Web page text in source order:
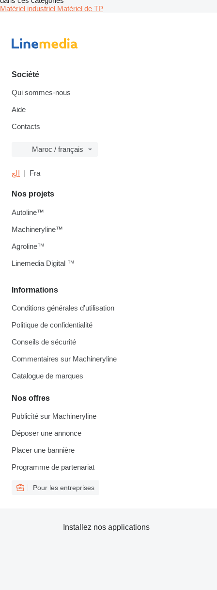
Matériel industriel Matériel de TP
Société
Qui sommes-nous
Aide
Contacts
Maroc / français
الع Fra
Informations
Conditions générales d'utilisation
Politique de confidentialité
Conseils de sécurité
Commentaires sur Machineryline
Catalogue de marques
Nos offres
Publicité sur Machineryline
Déposer une annonce
Placer une bannière
Programme de partenariat
Pour les entreprises
Nos projets
Autoline™
Machineryline™
Agroline™
Linemedia Digital ™
Installez nos applications